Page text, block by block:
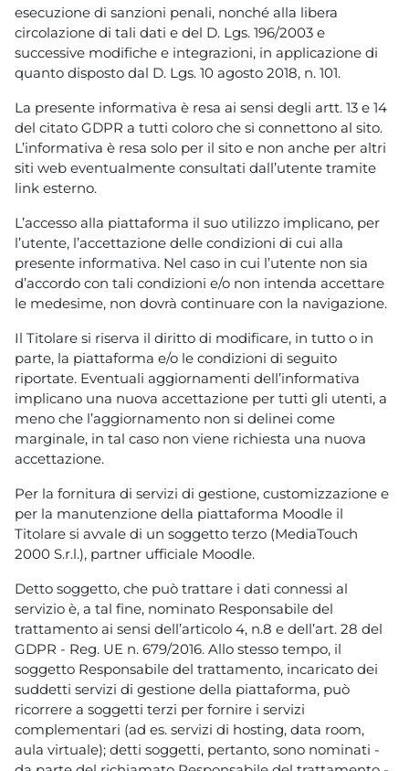
esecuzione di sanzioni penali, nonché alla libera
circolazione di tali dati e del D. Lgs. 196/2003 e
successive modifiche e integrazioni, in applicazione di
quanto disposto dal D. Lgs. 10 agosto 2018, n. 101.
La presente informativa è resa ai sensi degli artt. 13 e 14
del citato GDPR a tutti coloro che si connettono al sito.
L’informativa è resa solo per il sito e non anche per altri
siti web eventualmente consultati dall’utente tramite
link esterno.
L’accesso alla piattaforma il suo utilizzo implicano, per
l’utente, l’accettazione delle condizioni di cui alla
presente informativa. Nel caso in cui l’utente non sia
d’accordo con tali condizioni e/o non intenda accettare
le medesime, non dovrà continuare con la navigazione.
Il Titolare si riserva il diritto di modificare, in tutto o in
parte, la piattaforma e/o le condizioni di seguito
riportate. Eventuali aggiornamenti dell’informativa
implicano una nuova accettazione per tutti gli utenti, a
meno che l’aggiornamento non si delinei come
marginale, in tal caso non viene richiesta una nuova
accettazione.
Per la fornitura di servizi di gestione, customizzazione e
per la manutenzione della piattaforma Moodle il
Titolare si avvale di un soggetto terzo (MediaTouch
2000 S.r.l.), partner ufficiale Moodle.
Detto soggetto, che può trattare i dati connessi al
servizio è, a tal fine, nominato Responsabile del
trattamento ai sensi dell’articolo 4, n.8 e dell’art. 28 del
GDPR - Reg. UE n. 679/2016. Allo stesso tempo, il
soggetto Responsabile del trattamento, incaricato dei
suddetti servizi di gestione della piattaforma, può
ricorrere a soggetti terzi per fornire i servizi
complementari (ad es. servizi di hosting, data room,
aula virtuale); detti soggetti, pertanto, sono nominati -